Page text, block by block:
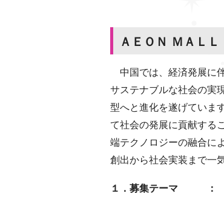
ＡＥＯＮ ＭＡＬ
中国では、経済発展に
サステナブルな社会の実
型へと進化を遂げていま
て社会の発展に貢献する
端テクノロジーの融合に
創出から社会実装まで一
１．募集テーマ ：